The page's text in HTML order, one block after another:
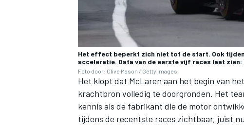
Het effect beperkt zich niet tot de start. Ook
acceleratie. Data van de eerste vijf races laat
Foto door: Clive Mason / Getty Images
Het klopt dat McLaren aan het begin van
krachtbron volledig te doorgronden. Het
kennis als de fabrikant die de motor
tijdens de recentste races zichtbaar, juist